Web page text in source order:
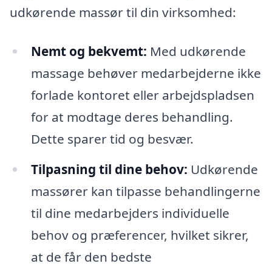
udkørende massør til din virksomhed:
Nemt og bekvemt: Med udkørende
massage behøver medarbejderne ikke
forlade kontoret eller arbejdspladsen
for at modtage deres behandling.
Dette sparer tid og besvær.
Tilpasning til dine behov: Udkørende
massører kan tilpasse behandlingerne
til dine medarbejders individuelle
behov og præferencer, hvilket sikrer,
at de får den bedste